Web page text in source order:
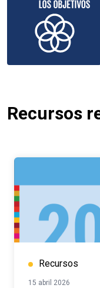
Recursos
Recursos
15 abril 2026